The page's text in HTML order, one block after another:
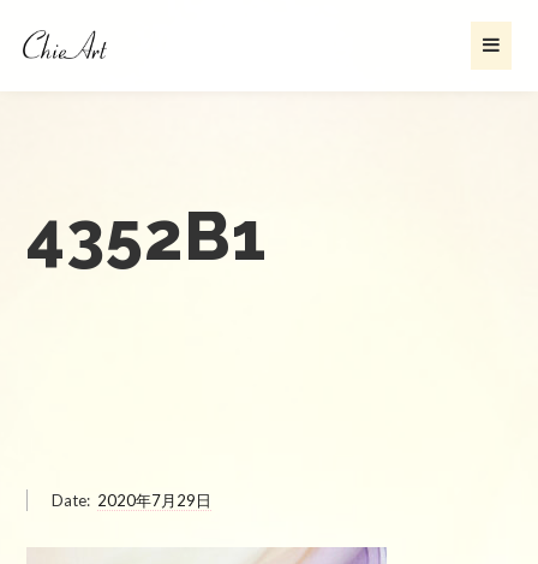
4352B1
Date: 2020年7月29日